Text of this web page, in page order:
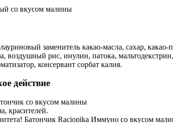
со вкусом малины
заменитель какао-масла, сахар,
воздушный рис, инулин, патока,
консервант сорбат калия.
действие
со вкусом малины
красителей.
Батончик Racionika Иммуно со вкусом